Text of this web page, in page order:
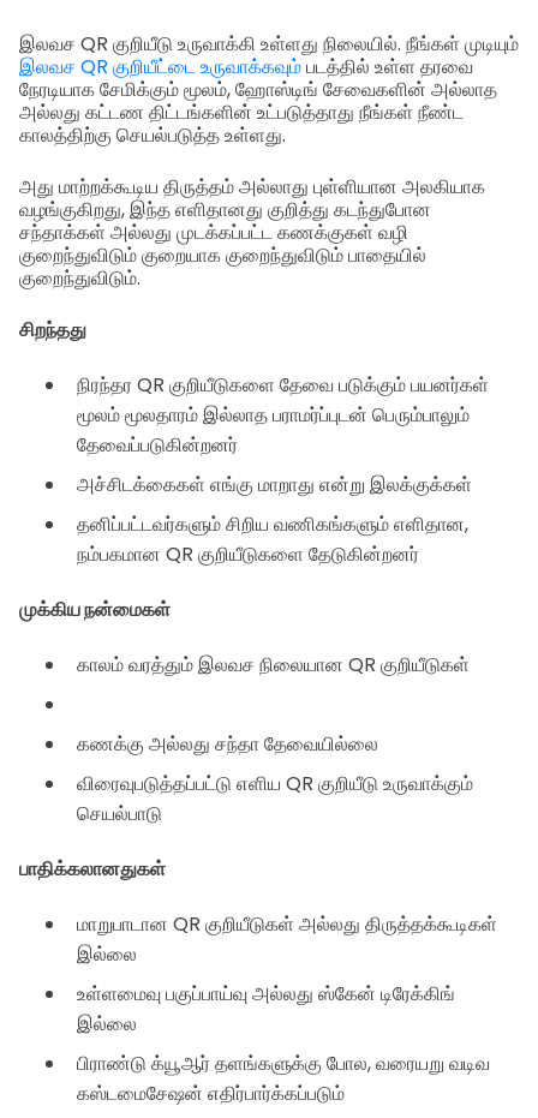
இலவச QR குறியீடு உருவாக்கி உள்ளது நிலையில். நீங்கள் முடியும்
இலவச QR குறியீட்டை உருவாக்கவும்படத்தில் உள்ள தரவை
நேரடியாக சேமிக்கும் மூலம், ஹோஸ்டிங் சேவைகளின் அல்லாத
அல்லது கட்டண திட்டங்களின் உட்படுத்தாது நீங்கள் நீண்ட
காலத்திற்கு செயல்படுத்த உள்ளது.
அது மாற்றக்கூடிய திருத்தம் அல்லாது புள்ளியான அலகியாக
வழங்குகிறது, இந்த எளிதானது குறித்து கடந்துபோன
சந்தாக்கள் அல்லது முடக்கப்பட்ட கணக்குகள் வழி
குறைந்துவிடும் குறையாக குறைந்துவிடும் பாதையில்
குறைந்துவிடும்.
சிறந்தது
நிரந்தர QR குறியீடுகளை தேவை படுக்கும் பயனர்கள்
மூலம் மூலதாரம் இல்லாத பராமர்ப்புடன் பெரும்பாலும்
தேவைப்படுகின்றனர்
அச்சிடக்கைகள் எங்கு மாறாது என்று இலக்குக்கள்
தனிப்பட்டவர்களும் சிறிய வணிகங்களும் எளிதான,
நம்பகமான QR குறியீடுகளை தேடுகின்றனர்
முக்கிய நன்மைகள்
காலம் வரத்தும் இலவச நிலையான QR குறியீடுகள்
கணக்கு அல்லது சந்தா தேவையில்லை
விரைவுபடுத்தப்பட்டு எளிய QR குறியீடு உருவாக்கும்
செயல்பாடு
பாதிக்கலானதுகள்
மாறுபாடான QR குறியீடுகள் அல்லது திருத்தக்கூடிகள்
இல்லை
உள்ளமைவு பகுப்பாய்வு அல்லது ஸ்கேன் டிரேக்கிங்
இல்லை
பிராண்டு க்யூஆர் தளங்களுக்கு போல, வரையறு வடிவ
கஸ்டமைசேஷன் எதிர்பார்க்கப்படும்